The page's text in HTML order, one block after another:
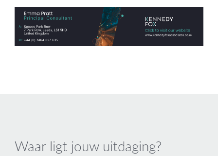
Waar ligt jouw uitdaging?